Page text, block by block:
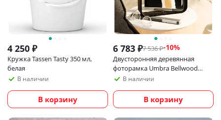
4 250 ₽
Кружка Tassen Tasty 350 мл,
белая
В наличии
В корзину
6 783 ₽7 536₽-10%
Двусторонняя деревянная
фоторамка Umbra Bellwood
20х25 см, черная
В наличии
В корзину